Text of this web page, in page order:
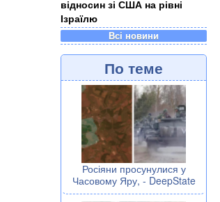
відносин зі США на рівні
Ізраїлю
Всі новини
По теме
Росіяни просунулися у
Часовому Яру, - DeepState